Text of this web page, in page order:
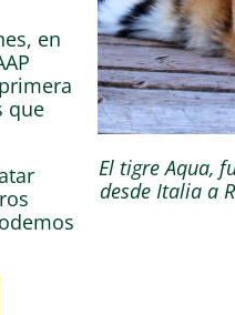
en
que
El tigre Aqua,
desde Italia a